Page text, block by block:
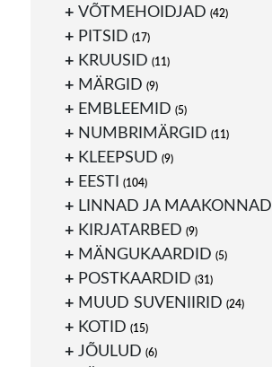
VÕTMEHOIDJAD (42)
PITSID (17)
KRUUSID (11)
MÄRGID (9)
EMBLEEMID (5)
NUMBRIMÄRGID (11)
KLEEPSUD (9)
EESTI (104)
LINNAD JA MAAKONNAD
KIRJATARBED (9)
MÄNGUKAARDID (5)
POSTKAARDID (31)
MUUD SUVENIIRID (24)
KOTID (15)
JÕULUD (6)